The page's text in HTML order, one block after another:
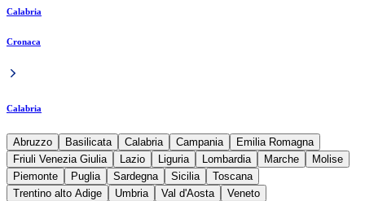
Calabria
Cronaca
Calabria
Abruzzo Basilicata Calabria Campania
Emilia Romagna
Friuli Venezia Giulia
Lazio Liguria Lombardia Marche
Molise
Piemonte
Puglia Sardegna Sicilia
Toscana
Trentino alto Adige
Umbria Val d'Aosta Veneto